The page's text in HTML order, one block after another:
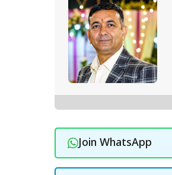
Join WhatsApp